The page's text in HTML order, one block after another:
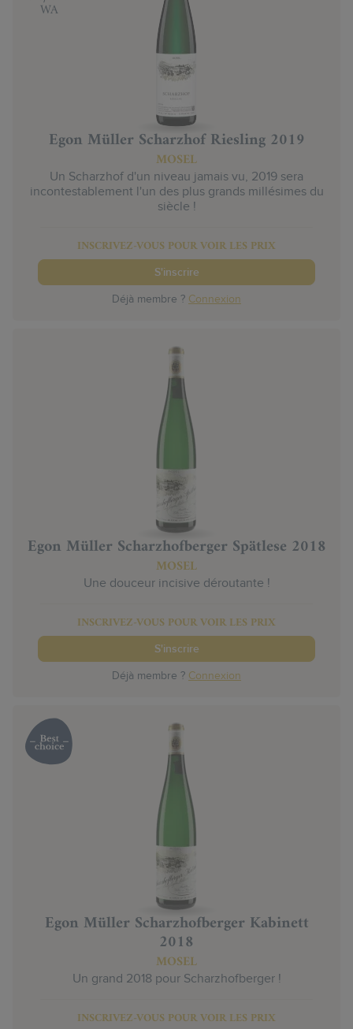
WA
Egon Müller Scharzhof Riesling 2019
MOSEL
Un Scharzhof d'un niveau jamais vu, 2019 sera
incontestablement l'un des plus grands millésimes du
siècle !
INSCRIVEZ-VOUS POUR VOIR LES PRIX
S'inscrire
Déjà membre ? Connexion
Egon Müller Scharzhofberger Spätlese 2018
MOSEL
Une douceur incisive déroutante !
INSCRIVEZ-VOUS POUR VOIR LES PRIX
S'inscrire
Déjà membre ? Connexion
Egon Müller Scharzhofberger Kabinett
2018
MOSEL
Un grand 2018 pour Scharzhofberger !
INSCRIVEZ-VOUS POUR VOIR LES PRIX